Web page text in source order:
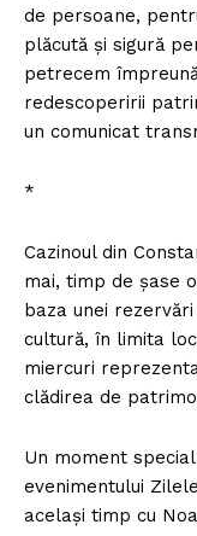
de persoane,
plăcută şi sigură
petrecem
redescoperirii
un comunicat
*
Cazinoul din
mai, timp de şase
baza unei
cultură, în limita
miercuri
clădirea de
Un moment
evenimentului
acelaşi timp cu